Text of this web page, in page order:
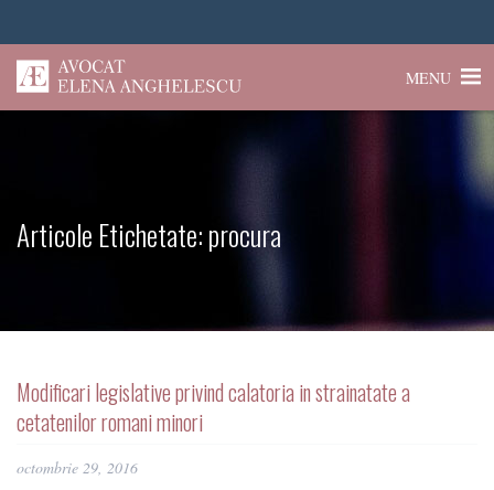
MENU
Articole Etichetate:procura
Modificari legislative privind calatoria in strainatate a
cetatenilor romani minori
octombrie 29, 2016